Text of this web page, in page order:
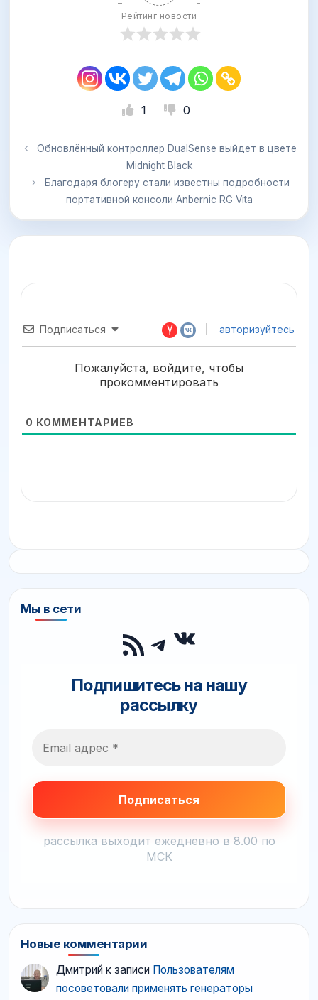
Рейтинг новости
1 0
Обновлённый контроллер DualSense выйдет в цвете
Midnight Black
Благодаря блогеру стали известны подробности
портативной консоли Anbernic RG Vita
Подписаться авторизуйтесь
Пожалуйста, войдите, чтобы
прокомментировать
0 КОММЕНТАРИЕВ
Мы в сети
RSS-лента
Telegram
ВКонтакте
Подпишитесь на нашу
рассылку
рассылка выходит ежедневно в 8.00 по
МСК
Новые комментарии
Дмитрий к записи Пользователям
посоветовали применять генераторы